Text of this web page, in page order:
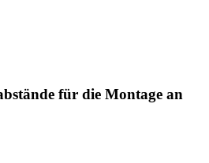
für die Montage an